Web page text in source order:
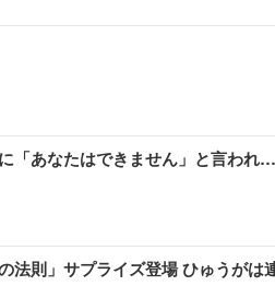
「あなたはできません」と言われ
法則」サプライズ登場 ひゅうがは